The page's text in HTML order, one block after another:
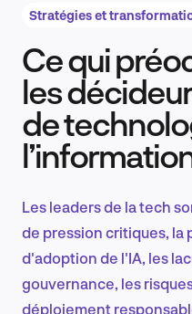
Recherche et
Stratégies et
Ce qui
les
de
Les leaders de la tech
de pression critiques, la
d'adoption de l'IA, les
gouvernance, les
déploiement